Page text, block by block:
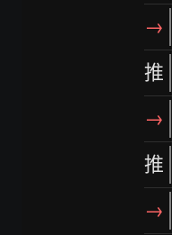
→
推
→
推
→